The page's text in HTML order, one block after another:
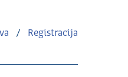
/ Registracija